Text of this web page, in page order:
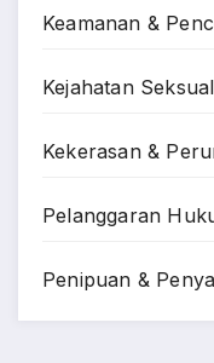
Keamanan &
Kejahatan Seksual
Kekerasan &
Pelanggaran
Penipuan &